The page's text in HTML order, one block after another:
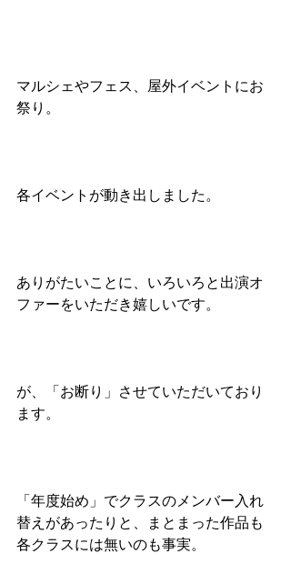
マルシェやフェス、屋外イベントにお
祭り。
各イベントが動き出しました。
ありがたいことに、いろいろと出演オ
ファーをいただき嬉しいです。
が、「お断り」させていただいており
ます。
「年度始め」でクラスのメンバー入れ
替えがあったりと、まとまった作品も
各クラスには無いのも事実。